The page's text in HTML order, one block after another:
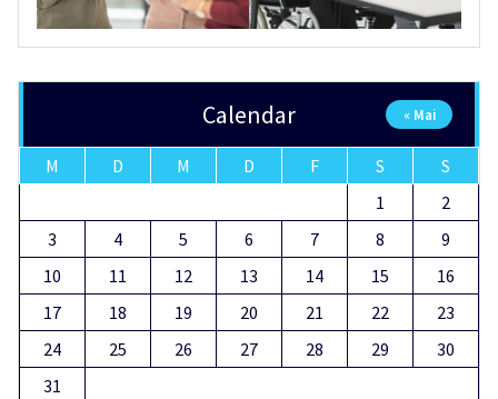
Calendar
M D M D F S
S
1
2
3
4 5 6 7 8
9
10
11 12 13 14 15
16
17
18 19 20 21 22
23
24
25 26 27 28 29
30
31
« Mai